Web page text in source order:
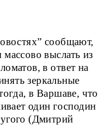
сообщают,
выслать из
в ответ на
зеркальные
в Варшаве, что
один господин
(Дмитрий